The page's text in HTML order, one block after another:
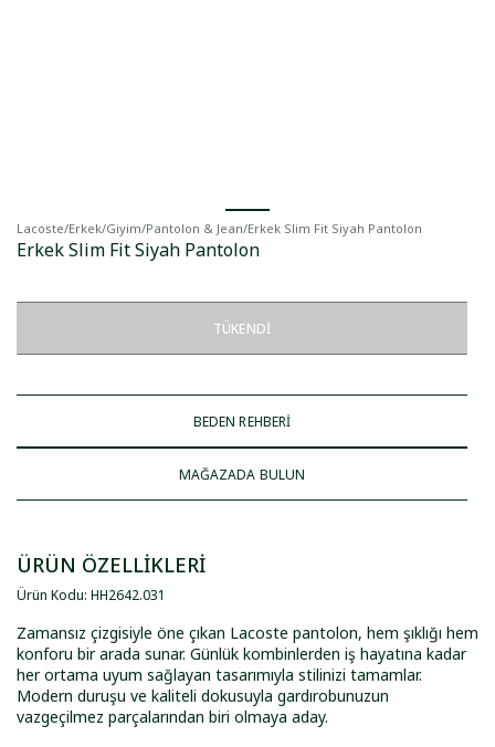
Lacoste/Erkek/Giyim/Pantolon & Jean/Erkek Slim Fit Siyah Pantolon
Erkek Slim Fit Siyah Pantolon
TÜKENDI
BEDEN REHBERİ
MAĞAZADA BULUN
ÜRÜN ÖZELLİKLERİ
Ürün Kodu: HH2642.031
Zamansız çizgisiyle öne çıkan Lacoste pantolon, hem şıklığı hem
konforu bir arada sunar. Günlük kombinlerden iş hayatına kadar
her ortama uyum sağlayan tasarımıyla stilinizi tamamlar.
Modern duruşu ve kaliteli dokusuyla gardırobunuzun
vazgeçilmez parçalarından biri olmaya aday.